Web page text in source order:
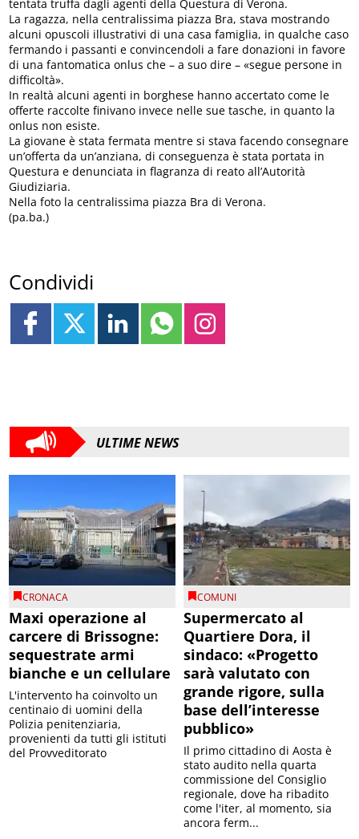
tentata truffa dagli agenti della Questura di Verona.
La ragazza, nella centralissima piazza Bra, stava mostrando
alcuni opuscoli illustrativi di una casa famiglia, in qualche caso
fermando i passanti e convincendoli a fare donazioni in favore
di una fantomatica onlus che – a suo dire – «segue persone in
difficoltà».
In realtà alcuni agenti in borghese hanno accertato come le
offerte raccolte finivano invece nelle sue tasche, in quanto la
onlus non esiste.
La giovane è stata fermata mentre si stava facendo consegnare
un’offerta da un’anziana, di conseguenza è stata portata in
Questura e denunciata in flagranza di reato all’Autorità
Giudiziaria.
Nella foto la centralissima piazza Bra di Verona.
(pa.ba.)
Condividi
ULTIME NEWS
CRONACA
Maxi operazione al
carcere di Brissogne:
sequestrate armi
bianche e un cellulare
L'intervento ha coinvolto un
centinaio di uomini della
Polizia penitenziaria,
provenienti da tutti gli istituti
del Provveditorato
COMUNI
Supermercato al
Quartiere Dora, il
sindaco: «Progetto
sarà valutato con
grande rigore, sulla
base dell’interesse
pubblico»
Il primo cittadino di Aosta è
stato audito nella quarta
commissione del Consiglio
regionale, dove ha ribadito
come l'iter, al momento, sia
ancora ferm...